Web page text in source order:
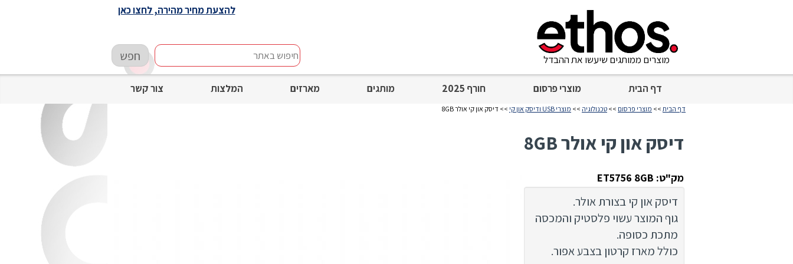
דף הבית מוצרי פרסום חורף 2025 מותגים מארזים המלצות צור קשר
חיפוש
באתר
חפש מוצרים ממותגים שיעשו את ההבדל
להצעת מחיר מהירה, לחצו כאן
דף הבית >> מוצרי פרסום >> טכנולוגיה >> מוצרי USB ודיסק און קי >> דיסק און קי אולר 8GB
דיסק און קי אולר 8GB
מק"ט: ET5756 8GB
דיסק און קי בצורת אולר.
גוף המוצר עשוי פלסטיק והמכסה
מתכת כסופה.
כולל מארז קרטון בצבע אפור.